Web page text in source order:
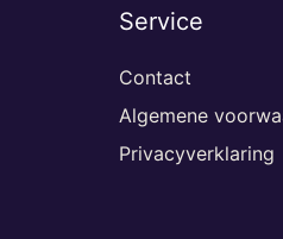
Service
Contact
Algemene
Privacyverklaring